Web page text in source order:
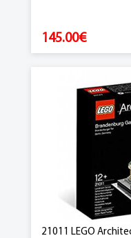
145.00€
21011 LEGO